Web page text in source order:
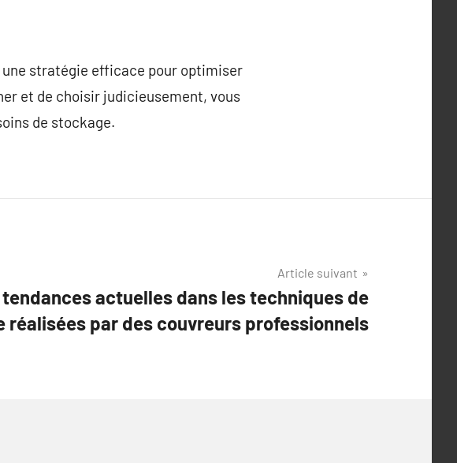
stratégie efficace pour optimiser
et de choisir judicieusement, vous
de stockage.
Article suivant
actuelles dans les techniques de
réalisées par des couvreurs professionnels